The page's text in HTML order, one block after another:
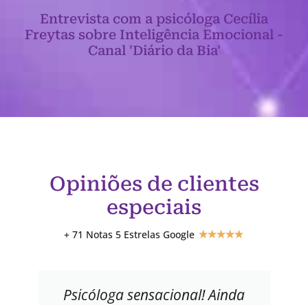
Entrevista com a psicóloga Cecília
Freytas sobre Inteligência Emocional -
Canal 'Diário da Bia'
Opiniões de clientes
especiais
+ 71 Notas 5 Estrelas Google ★★★★★
Psicóloga sensacional! Ainda